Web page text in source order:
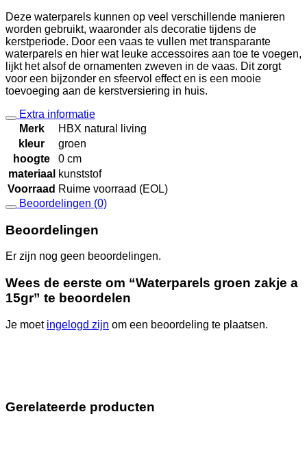
Deze waterparels kunnen op veel verschillende manieren
worden gebruikt, waaronder als decoratie tijdens de
kerstperiode. Door een vaas te vullen met transparante
waterparels en hier wat leuke accessoires aan toe te voegen,
lijkt het alsof de ornamenten zweven in de vaas. Dit zorgt
voor een bijzonder en sfeervol effect en is een mooie
toevoeging aan de kerstversiering in huis.
Extra informatie
Merk
HBX natural living
kleur
groen
hoogte
0 cm
materiaal kunststof
Voorraad Ruime voorraad (EOL)
Beoordelingen (0)
Beoordelingen
Er zijn nog geen beoordelingen.
Wees de eerste om “Waterparels groen zakje a
15gr” te beoordelen
Je moet ingelogd zijn om een beoordeling te plaatsen.
Gerelateerde producten